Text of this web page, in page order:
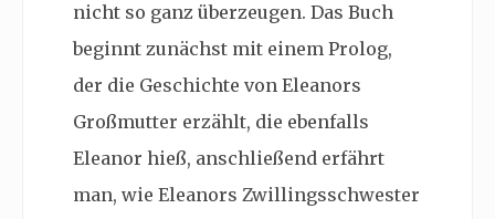
nicht so ganz überzeugen. Das Buch
beginnt zunächst mit einem Prolog,
der die Geschichte von Eleanors
Großmutter erzählt, die ebenfalls
Eleanor hieß, anschließend erfährt
man, wie Eleanors Zwillingsschwester